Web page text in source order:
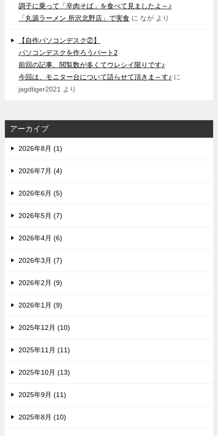
調子に乗って「辛肉そば」を食べて見ましたよ～♪
「丸源ラーメン 所沢北野店」で実食 に なが より
【自作パソコンデスク②】
パソコンデスクを作ろうパート2
前回の記事、閲覧数が多くてウレシイ限りです♪
今回は、モニター台について語らせて頂きま～す♪ に
jagdtiger2021 より
アーカイブ
2026年8月 (1)
2026年7月 (4)
2026年6月 (5)
2026年5月 (7)
2026年4月 (6)
2026年3月 (7)
2026年2月 (9)
2026年1月 (9)
2025年12月 (10)
2025年11月 (11)
2025年10月 (13)
2025年9月 (11)
2025年8月 (10)